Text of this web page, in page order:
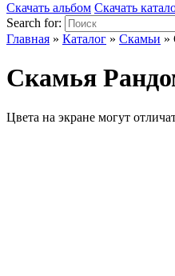
Скачать альбом Скачать
Search for:
Главная » Каталог » Скамьи »
Скамья
Цвета на экране могут